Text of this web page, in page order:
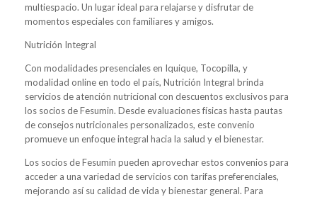
multiespacio. Un lugar ideal para relajarse y disfrutar de
momentos especiales con familiares y amigos.
Nutrición Integral
Con modalidades presenciales en Iquique, Tocopilla, y
modalidad online en todo el país, Nutrición Integral brinda
servicios de atención nutricional con descuentos exclusivos para
los socios de Fesumin. Desde evaluaciones físicas hasta pautas
de consejos nutricionales personalizados, este convenio
promueve un enfoque integral hacia la salud y el bienestar.
Los socios de Fesumin pueden aprovechar estos convenios para
acceder a una variedad de servicios con tarifas preferenciales,
mejorando así su calidad de vida y bienestar general. Para